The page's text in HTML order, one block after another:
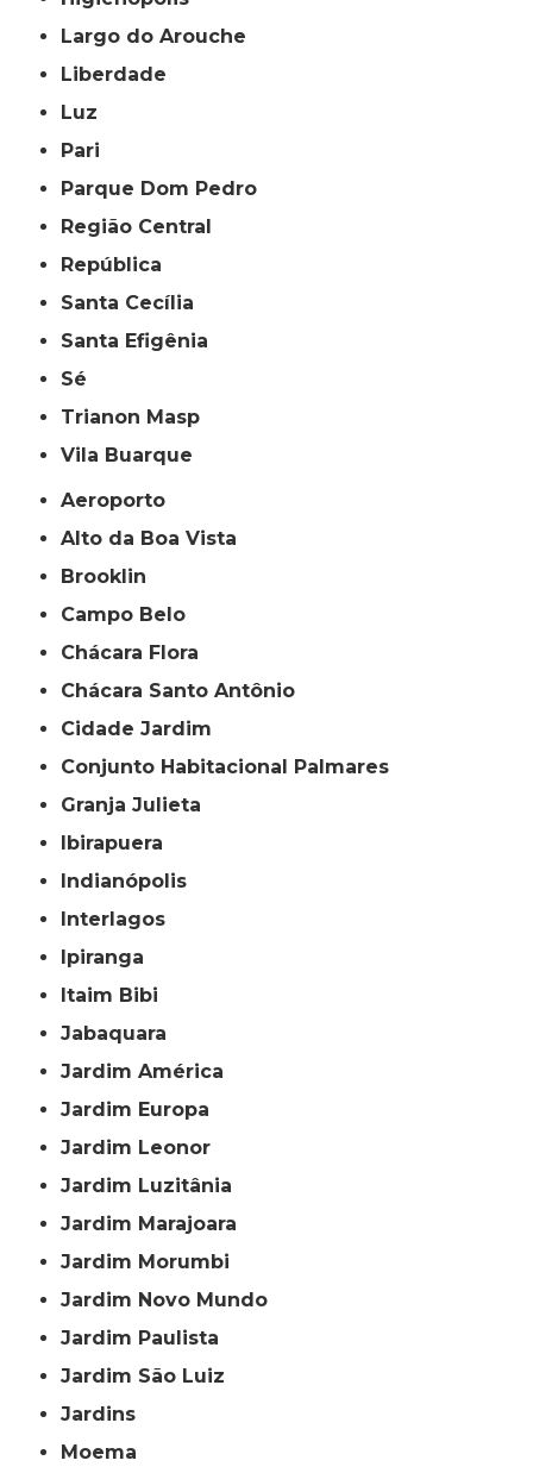
Largo do Arouche
Liberdade
Luz
Pari
Parque Dom Pedro
Região Central
República
Santa Cecília
Santa Efigênia
Sé
Trianon Masp
Vila Buarque
Aeroporto
Alto da Boa Vista
Brooklin
Campo Belo
Chácara Flora
Chácara Santo Antônio
Cidade Jardim
Conjunto Habitacional Palmares
Granja Julieta
Ibirapuera
Indianópolis
Interlagos
Ipiranga
Itaim Bibi
Jabaquara
Jardim América
Jardim Europa
Jardim Leonor
Jardim Luzitânia
Jardim Marajoara
Jardim Morumbi
Jardim Novo Mundo
Jardim Paulista
Jardim São Luiz
Jardins
Moema